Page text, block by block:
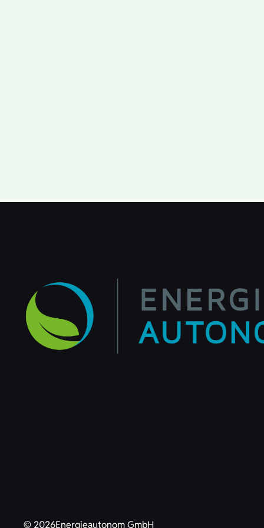
© 2026Energieautonom GmbH